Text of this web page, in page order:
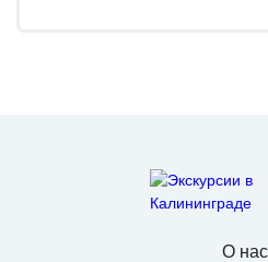
О нас